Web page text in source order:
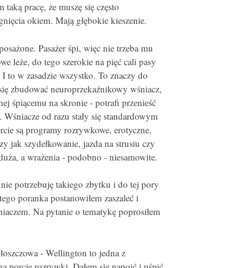
pracę, że muszę się często
okiem. Mają głębokie kieszenie.
Pasażer śpi, więc nie trzeba mu
leże, do tego szerokie na pięć cali pasy
to w zasadzie wszystko. To znaczy do
zbudować neuroprzekaźnikowy wśniacz,
śpiącemu na skronie - potrafi przenieść
od razu stały się standardowym
są programy rozrywkowe, erotyczne,
jak szydełkowanie, jazda na strusiu czy
a wrażenia - podobno - niesamowite.
potrzebuję takiego zbytku i do tej pory
poranka postanowiłem zaszaleć i
Na pytanie o tematykę poprosiłem
- Wellington to jedna z